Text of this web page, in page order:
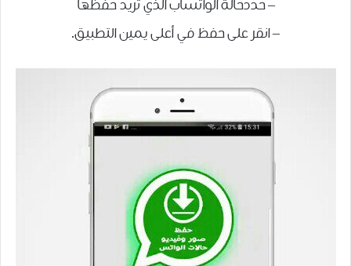
– حددحالة الواتساب الذي تريد حفظها
– انقر على حفظ في أعلى يمين التطبيق.